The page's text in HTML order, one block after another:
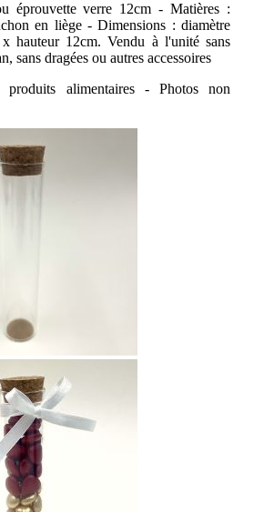
éprouvette verre 12cm - Matières :
en liège - Dimensions : diamètre
hauteur 12cm. Vendu à l'unité sans
sans dragées ou autres accessoires
produits alimentaires - Photos non